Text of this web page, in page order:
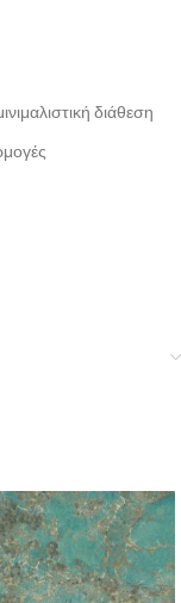
διάθεση